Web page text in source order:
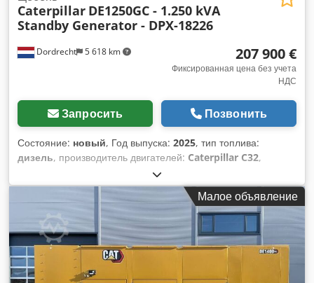
Dordrecht 5 618 km
Caterpillar DE1250GC - 1.250 kVA
Standby Generator - DPX-18226
207 900 €
Фиксированная цена без учета
НДС
Запросить Позвонить
Состояние: новый, Год выпуска: 2025, тип топлива:
дизель, производитель двигателей: Caterpillar C32,
Назначение: строительство Собственный вес: 10 083 кг
Мощность генератора: 1 250 кВА Размеры грузового
отсека: 583 x 230 x 255 см Маркировка CE: да Объем
водяного бака: 1000 л Свяжитесь с командой DPX для
получения дополнительной информации. =
Дополнительные опции и аксессуары = Dkedpfxoy R I Eis
Akkor - Аккумулятор - Панель управления - Стальная
крыша - Автоцистерна
Малое объявление